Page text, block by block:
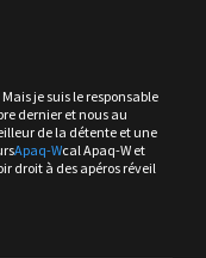
je suis le responsable
dernier et nous au
de la détente et une
Apaq-Wcal Apaq-W et
droit à des apéros réveil